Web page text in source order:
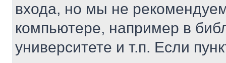
входа, но мы не
компьютере, например в
университете и т.п. Если